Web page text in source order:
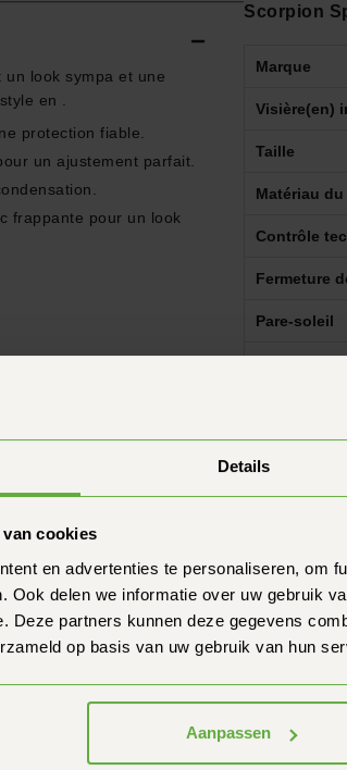
Details
cookies
en advertenties te personaliseren, om
Ook delen we informatie over uw gebruik
Deze partners kunnen deze gegevens
op basis van uw gebruik van hun
Aanpassen
un look sympa et une
en .
protection fiable.
un ajustement parfait.
frappante pour un look
?
ajusté ?
autre intercom ?
suite ?
Scorpion
Marque
Visière(en)
Taille
Matériau
Contrôle
Fermeture
Pare-soleil
Mise en
Poids